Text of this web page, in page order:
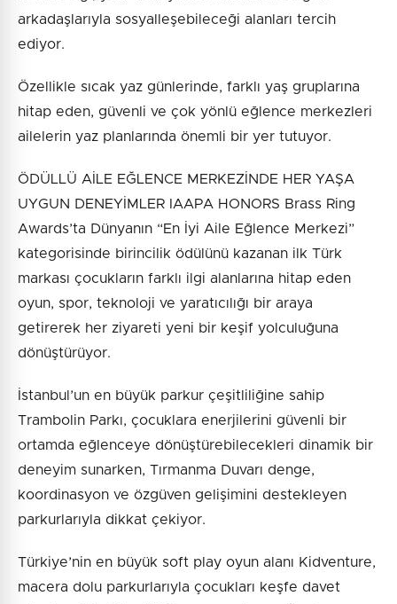
arkadaşlarıyla sosyalleşebileceği alanları tercih
ediyor.
Özellikle sıcak yaz günlerinde, farklı yaş gruplarına
hitap eden, güvenli ve çok yönlü eğlence merkezleri
ailelerin yaz planlarında önemli bir yer tutuyor.
ÖDÜLLÜ AİLE EĞLENCE MERKEZİNDE HER YAŞA
UYGUN DENEYİMLER IAAPA HONORS Brass Ring
Awards’ta Dünyanın “En İyi Aile Eğlence Merkezi”
kategorisinde birincilik ödülünü kazanan ilk Türk
markası çocukların farklı ilgi alanlarına hitap eden
oyun, spor, teknoloji ve yaratıcılığı bir araya
getirerek her ziyareti yeni bir keşif yolculuğuna
dönüştürüyor.
İstanbul’un en büyük parkur çeşitliliğine sahip
Trambolin Parkı, çocuklara enerjilerini güvenli bir
ortamda eğlenceye dönüştürebilecekleri dinamik bir
deneyim sunarken, Tırmanma Duvarı denge,
koordinasyon ve özgüven gelişimini destekleyen
parkurlarıyla dikkat çekiyor.
Türkiye’nin en büyük soft play oyun alanı Kidventure,
macera dolu parkurlarıyla çocukları keşfe davet